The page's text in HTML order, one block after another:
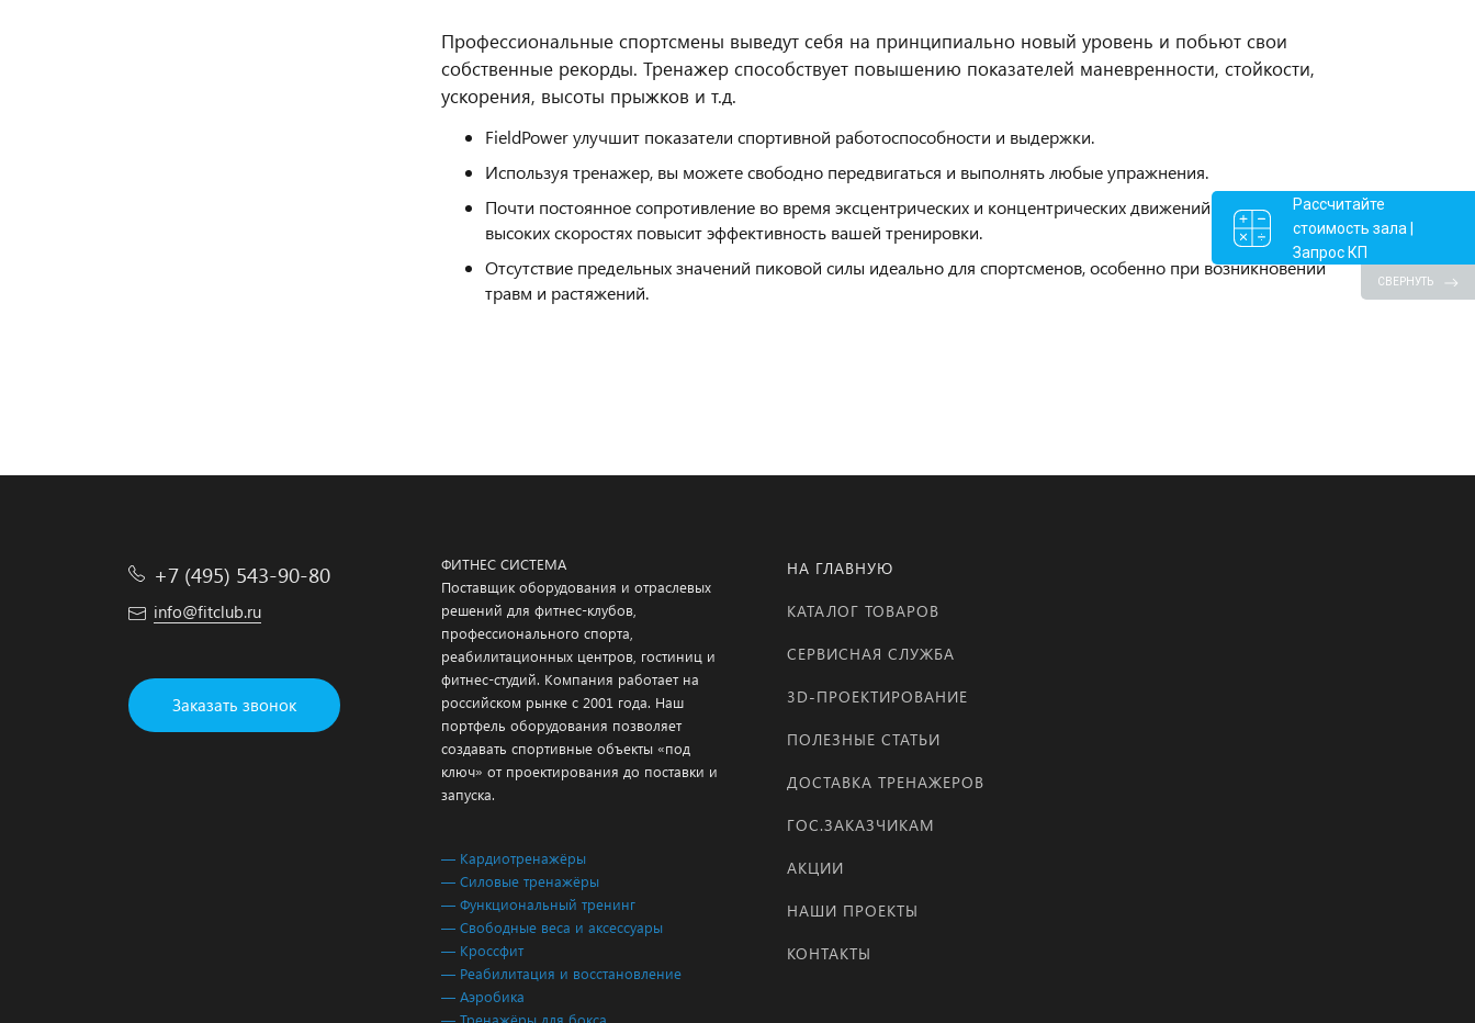
Профессиональные спортсмены выведут себя на принципиально новый уровень и побьют свои
собственные рекорды. Тренажер способствует повышению показателей маневренности, стойкости,
ускорения, высоты прыжков и т.д.
FieldPower улучшит показатели спортивной работоспособности и выдержки.
Используя тренажер, вы можете свободно передвигаться и выполнять любые упражнения.
Почти постоянное сопротивление во время эксцентрических и концентрических движений на низких и
высоких скоростях повысит эффективность вашей тренировки.
Отсутствие предельных значений пиковой силы идеально для спортсменов, особенно при возникновении
травм и растяжений.
+7 (495) 543-90-80
info@fitclub.ru
Заказать звонок
ФИТНЕС СИСТЕМА
Поставщик оборудования и отраслевых
решений для фитнес-клубов,
профессионального спорта,
реабилитационных центров, гостиниц и
фитнес-студий. Компания работает на
российском рынке с 2001 года. Наш
портфель оборудования позволяет
создавать спортивные объекты «под
ключ» от проектирования до поставки и
запуска.
— Кардиотренажёры
— Силовые тренажёры
— Функциональный тренинг
— Свободные веса и аксессуары
— Кроссфит
— Реабилитация и восстановление
— Аэробика
— Тренажёры для бокса
НА ГЛАВНУЮ
КАТАЛОГ ТОВАРОВ
СЕРВИСНАЯ СЛУЖБА
3D-ПРОЕКТИРОВАНИЕ
ПОЛЕЗНЫЕ СТАТЬИ
ДОСТАВКА ТРЕНАЖЕРОВ
ГОС.ЗАКАЗЧИКАМ
АКЦИИ
НАШИ ПРОЕКТЫ
КОНТАКТЫ
Рассчитайте
стоимость зала |
Запрос КП
СВЕРНУТЬ